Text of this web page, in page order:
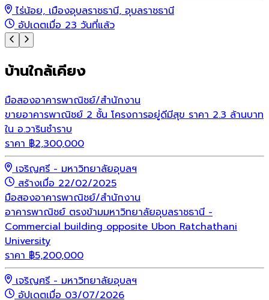
ไร่น้อย, เมืองอุบลราชธานี, อุบลราชธานี
อัปเดตเมื่อ 23 วันที่แล้ว
บ้านใกล้เคียง
มือสองอาคารพาณิชย์/สำนักงาน
ขายอาคารพาณิชย์ 2 ชั้น โครงการอยู่ดีมีสุข ราคา 2.3 ล้านบาท
ใน อ.วารินชำราบ
ราคา ฿2,300,000
เจริญศรี - มหาวิทยาลัยอุบลฯ
สร้างเมื่อ 22/02/2025
มือสองอาคารพาณิชย์/สำนักงาน
อาคารพาณิชย์ ตรงข้ามมหาวิทยาลัยอุบลราชธานี -
Commercial building opposite Ubon Ratchathani
University
ราคา ฿5,200,000
เจริญศรี - มหาวิทยาลัยอุบลฯ
อัปเดตเมื่อ 03/07/2026